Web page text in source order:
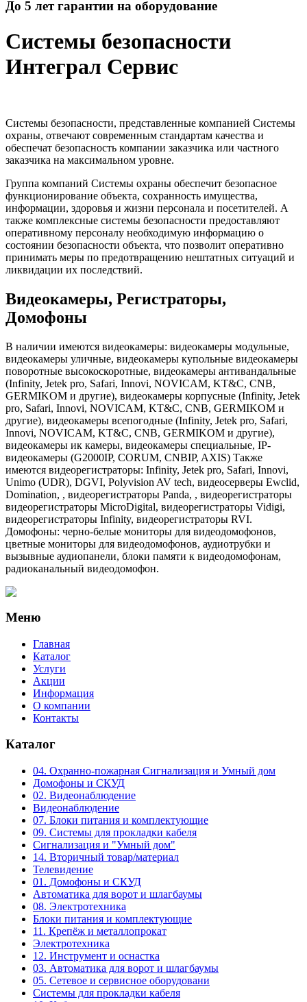
До 5 лет гарантии на оборудование
Системы безопасности
Интеграл Сервис
Системы безопасности, представленные компанией Системы
охраны, отвечают современным стандартам качества и
обеспечат безопасность компании заказчика или частного
заказчика на максимальном уровне.
Группа компаний Системы охраны обеспечит безопасное
функционирование объекта, сохранность имущества,
информации, здоровья и жизни персонала и посетителей. А
также комплексные системы безопасности предоставляют
оперативному персоналу необходимую информацию о
состоянии безопасности объекта, что позволит оперативно
принимать меры по предотвращению нештатных ситуаций и
ликвидации их последствий.
Видеокамеры, Регистраторы,
Домофоны
В наличии имеются видеокамеры: видеокамеры модульные,
видеокамеры уличные, видеокамеры купольные видеокамеры
поворотные высокоскоротные, видеокамеры антивандальные
(Infinity, Jetek pro, Safari, Innovi, NOVICAM, KT&C, CNB,
GERMIKOM и другие), видеокамеры корпусные (Infinity, Jetek
pro, Safari, Innovi, NOVICAM, KT&C, CNB, GERMIKOM и
другие), видеокамеры всепогодные (Infinity, Jetek pro, Safari,
Innovi, NOVICAM, KT&C, CNB, GERMIKOM и другие),
видеокамеры ик камеры, видеокамеры специальные, IP-
видеокамеры (G2000IP, CORUM, CNBIP, AXIS) Также
имеются видеорегистраторы: Infinity, Jetek pro, Safari, Innovi,
Unimo (UDR), DGVI, Polyvision AV tech, видеосерверы Ewclid,
Domination, , видеорегистраторы Panda, , видеорегистраторы
видеорегистраторы MicroDigital, видеорегистраторы Vidigi,
видеорегистраторы Infinity, видеорегистраторы RVI.
Домофоны: черно-белые мониторы для видеодомофонов,
цветные мониторы для видеодомофонов, аудиотрубки и
вызывные аудиопанели, блоки памяти к видеодомофонам,
радиоканальный видеодомофон.
Меню
Главная
Каталог
Услуги
Акции
Информация
О компании
Контакты
Каталог
04. Охранно-пожарная Сигнализация и Умный дом
Домофоны и СКУД
02. Видеонаблюдение
Видеонаблюдение
07. Блоки питания и комплектующие
09. Системы для прокладки кабеля
Сигнализация и "Умный дом"
14. Вторичный товар/материал
Телевидение
01. Домофоны и СКУД
Автоматика для ворот и шлагбаумы
08. Электротехника
Блоки питания и комплектующие
11. Крепёж и металлопрокат
Электротехника
12. Инструмент и оснастка
03. Автоматика для ворот и шлагбаумы
05. Сетевое и сервисное оборудовани
Системы для прокладки кабеля